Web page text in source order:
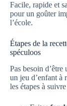
Facile, rapide et
pour un goûter
l’école.
Étapes de la
spéculoos
Pas besoin d’être
un jeu d’enfant à
les étapes à